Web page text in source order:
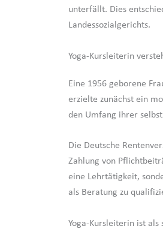
unterfällt. Dies
Landessozialgerichts.
Yoga-Kursleiterin
Eine 1956 geborene
erzielte zunächst ein
den Umfang ihrer
Die Deutsche
Zahlung von
eine Lehrtätigkeit,
als Beratung zu
Yoga-Kursleiterin ist